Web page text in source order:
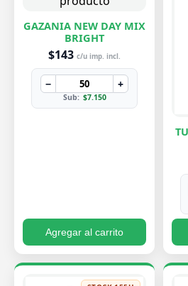
GAZANIA NEW DAY MIX
BRIGHT
$143 c/u imp. incl.
− +
Sub: $7.150
Agregar al carrito